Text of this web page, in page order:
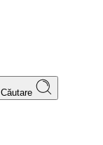
Căutare